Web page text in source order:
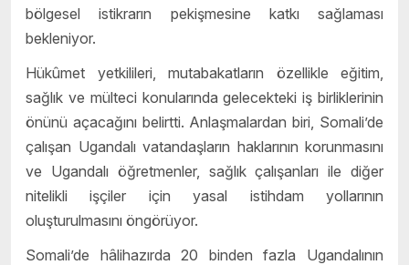
bölgesel istikrarın pekişmesine katkı sağlaması
bekleniyor.
Hükûmet yetkilileri, mutabakatların özellikle eğitim,
sağlık ve mülteci konularında gelecekteki iş birliklerinin
önünü açacağını belirtti. Anlaşmalardan biri, Somali’de
çalışan Ugandalı vatandaşların haklarının korunmasını
ve Ugandalı öğretmenler, sağlık çalışanları ile diğer
nitelikli işçiler için yasal istihdam yollarının
oluşturulmasını öngörüyor.
Somali’de hâlihazırda 20 binden fazla Ugandalının